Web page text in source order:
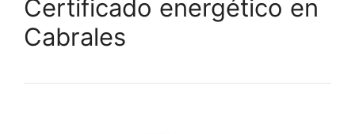
Certificado energético en
Cabrales